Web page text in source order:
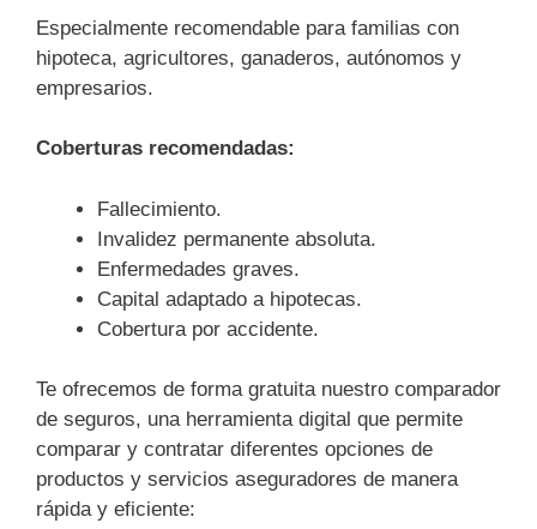
Especialmente recomendable para familias con
hipoteca, agricultores, ganaderos, autónomos y
empresarios.
Coberturas recomendadas:
Fallecimiento.
Invalidez permanente absoluta.
Enfermedades graves.
Capital adaptado a hipotecas.
Cobertura por accidente.
Te ofrecemos de forma gratuita nuestro comparador
de seguros, una herramienta digital que permite
comparar y contratar diferentes opciones de
productos y servicios aseguradores de manera
rápida y eficiente: